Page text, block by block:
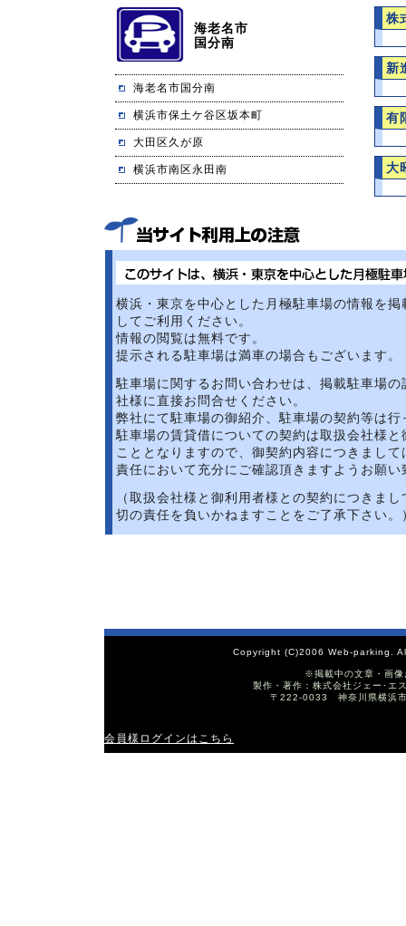
海老名市
国分南
海老名市国分南
横浜市保土ケ谷区坂本町
大田区久が原
横浜市南区永田南
株
新
有
大
横浜・東京を中心とした月極駐車場の情報を
してご利用ください。
情報の閲覧は無料です。
提示される駐車場は満車の場合もございます。
駐車場に関するお問い合わせは、掲載駐車場
社様に直接お問合せください。
弊社にて駐車場の御紹介、駐車場の契約等は
駐車場の賃貸借についての契約は取扱会社様
こととなりますので、御契約内容につきまし
責任において充分にご確認頂きますようお願い
（取扱会社様と御利用者様との契約につきま
切の責任を負いかねますことをご了承下さい。
Copyright (C)2006 Web-parking.
※掲載中の文章・画像
製作・著作：株式会社ジェー･
〒222-0033 神奈川県横浜
会員様ログインはこちら